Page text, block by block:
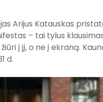
Arijus Katauskas
– tai tylus
į jį, o ne į ekraną.
d.